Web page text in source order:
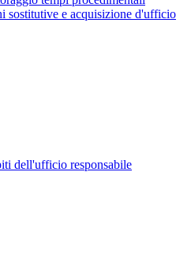
sostitutive e acquisizione d'ufficio
dell'ufficio responsabile